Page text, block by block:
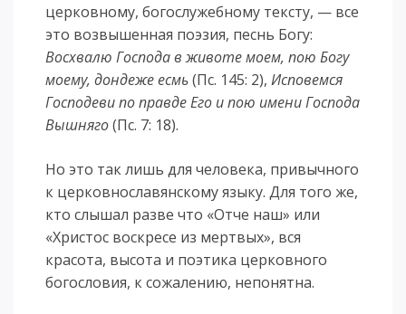
церковному, богослужебному тексту, — все
это возвышенная поэзия, песнь Богу:
Восхвалю Господа в животе моем, пою Богу
моему, дондеже есмь(Пс. 145: 2),Исповемся
Господеви по правде Его и пою имени Господа
Вышняго(Пс. 7: 18).
Но это так лишь для человека, привычного
к церковнославянскому языку. Для того же,
кто слышал разве что «Отче наш» или
«Христос воскресе из мертвых», вся
красота, высота и поэтика церковного
богословия, к сожалению, непонятна.